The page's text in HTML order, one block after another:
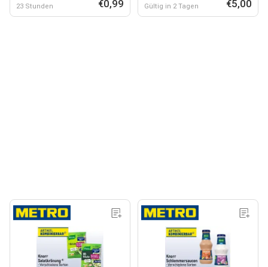
23 Stunden €0,99 Gültig in 2 Tagen €5,00